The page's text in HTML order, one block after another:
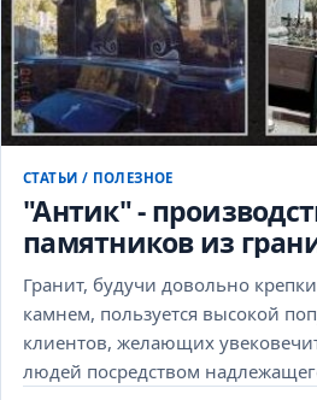
СТАТЬИ / ПОЛЕЗНОЕ
"Антик" -
памятников из
Гранит, будучи довольно
камнем, пользуется высокой
клиентов, желающих
людей посредством